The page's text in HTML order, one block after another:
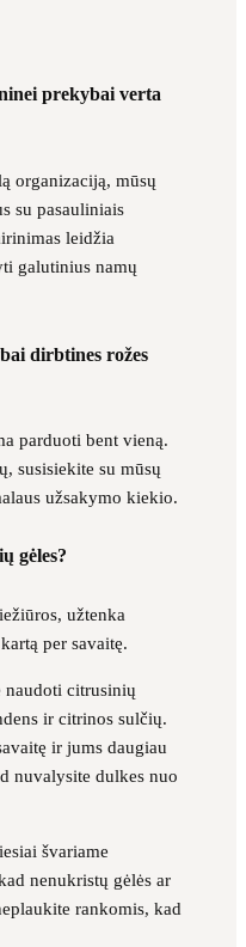
prekybai verta
organizaciją, mūsų
su pasauliniais
leidžia
galutinius namų
dirbtines rožes
parduoti bent vieną.
susisiekite su mūsų
užsakymo kiekio.
gėles?
užtenka
per savaitę.
naudoti citrusinių
ir citrinos sulčių.
ir jums daugiau
nuvalysite dulkes nuo
švariame
nenukristų gėlės ar
rankomis, kad